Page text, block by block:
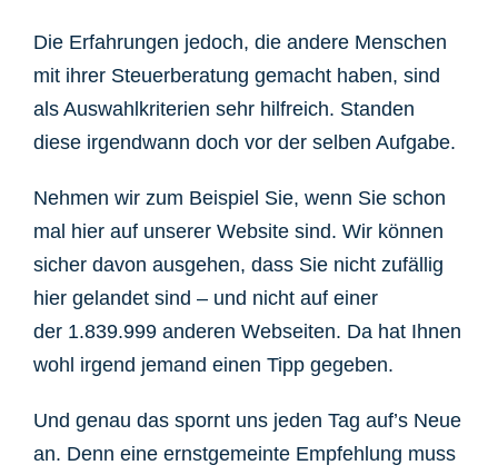
Die Erfahrungen jedoch, die andere Menschen
mit ihrer Steuerberatung gemacht haben, sind
als Auswahlkriterien sehr hilfreich. Standen
diese irgendwann doch vor der selben Aufgabe.
Nehmen wir zum Beispiel Sie, wenn Sie schon
mal hier auf unserer Website sind. Wir können
sicher davon ausgehen, dass Sie nicht zufällig
hier gelandet sind – und nicht auf einer
der 1.839.999 anderen Webseiten. Da hat Ihnen
wohl irgend jemand einen Tipp gegeben.
Und genau das spornt uns jeden Tag auf’s Neue
an. Denn eine ernstgemeinte Empfehlung muss